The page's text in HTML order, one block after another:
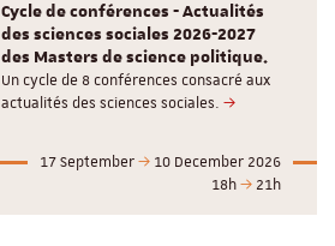
Cycle de conférences - Actualités
des sciences sociales 2026-2027
des Masters de science politique.
Un cycle de 8 conférences consacré aux
actualités des sciences sociales.
17 September
10 December 2026
18h
21h